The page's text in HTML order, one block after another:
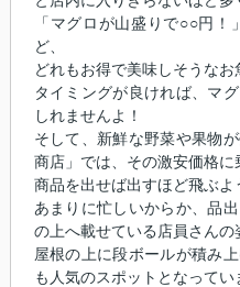
「マグロが山盛りで○○円
ど、
どれもお得で美味しそうなお
タイミングが良ければ、マ
しれませんよ！
そして、新鮮な野菜や果物
商店」では、その激安価格に
商品を出せば出すほど飛ぶよ
あまりに忙しいからか、品
の上へ載せている店員さんの
屋根の上に段ボールが積み
も人気のスポットとなってい